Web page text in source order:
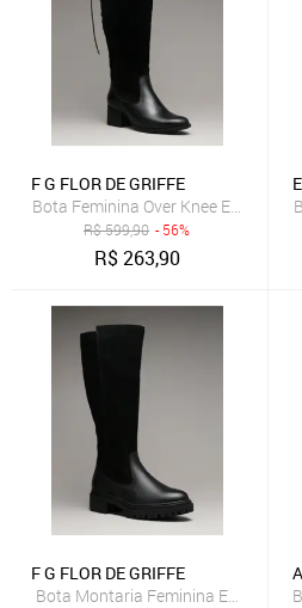
F G FLOR DE GRIFFE
Bota Feminina Over Knee Em
R$599,90 - 56%
R$263,90
F G FLOR DE GRIFFE
Bota Montaria Feminina Em Couro